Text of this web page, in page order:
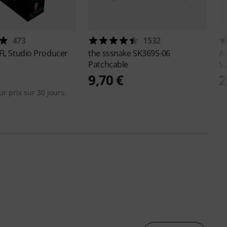
473
Studio Producer
prix sur 30 jours:
1532
the sssnake SK369S-06
Patchcable
9,70 €